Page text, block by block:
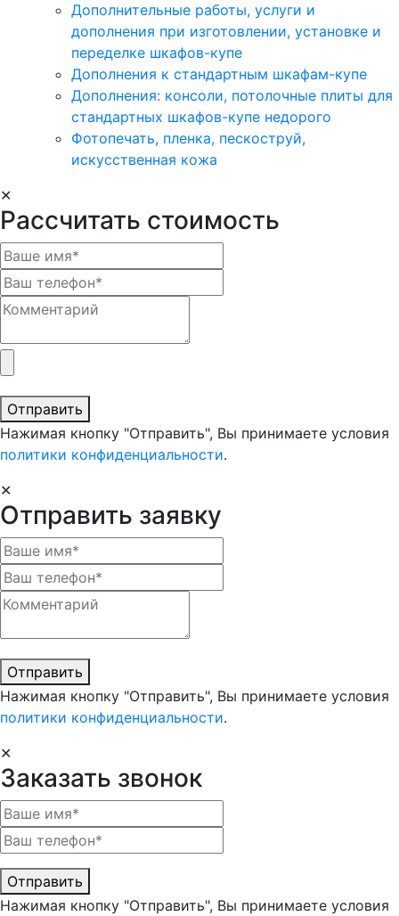
Дополнительные работы, услуги и
дополнения при изготовлении, установке и
переделке шкафов-купе
Дополнения к стандартным шкафам-купе
Дополнения: консоли, потолочные плиты для
стандартных шкафов-купе недорого
Фотопечать, пленка, пескоструй,
искусственная кожа
✕
Рассчитать стоимость
Отправить
Нажимая кнопку "Отправить", Вы принимаете условия
политики конфиденциальности.
✕
Отправить заявку
Отправить
Нажимая кнопку "Отправить", Вы принимаете условия
политики конфиденциальности.
✕
Заказать звонок
Отправить
Нажимая кнопку "Отправить", Вы принимаете условия